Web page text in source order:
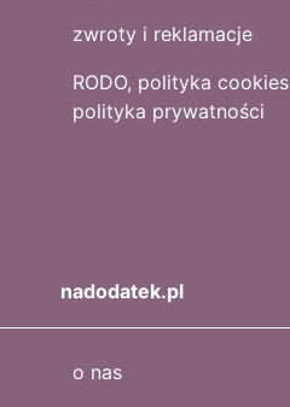
zwroty i reklamacje
RODO, polityka cookies
polityka prywatności
nadodatek.pl
o nas